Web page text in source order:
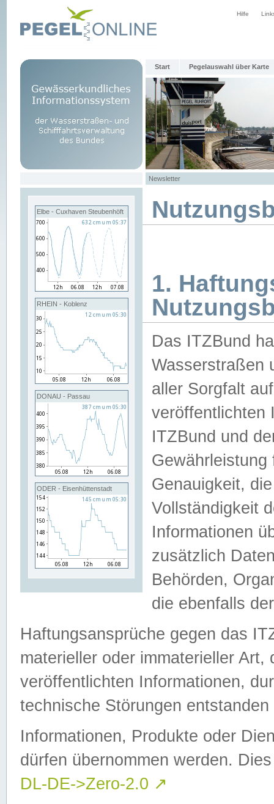
Hilfe
Start Pegelauswahl über Karte
Newsletter
Elbe - Cuxhaven Steubenhöft
RHEIN - Koblenz
DONAU - Passau
ODER - Eisenhüttenstadt
1.
Das ITZBund
Wasserstraßen
aller Sorgfalt
veröffentlichten
ITZBund und
Genauigkeit,
Vollständigkeit
Informationen
zusätzlich
Behörden,
die ebenfalls
Haftungsansprüche gegen das
materieller oder immaterieller
veröffentlichten Informationen,
technische Störungen
Informationen, Produkte oder
dürfen übernommen werden.
DL-DE->Zero-2.0 ↗